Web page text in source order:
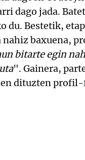
dago jada.
du. Bestetik,
baxuena,
bitarte egin
". Gainera,
dituzten